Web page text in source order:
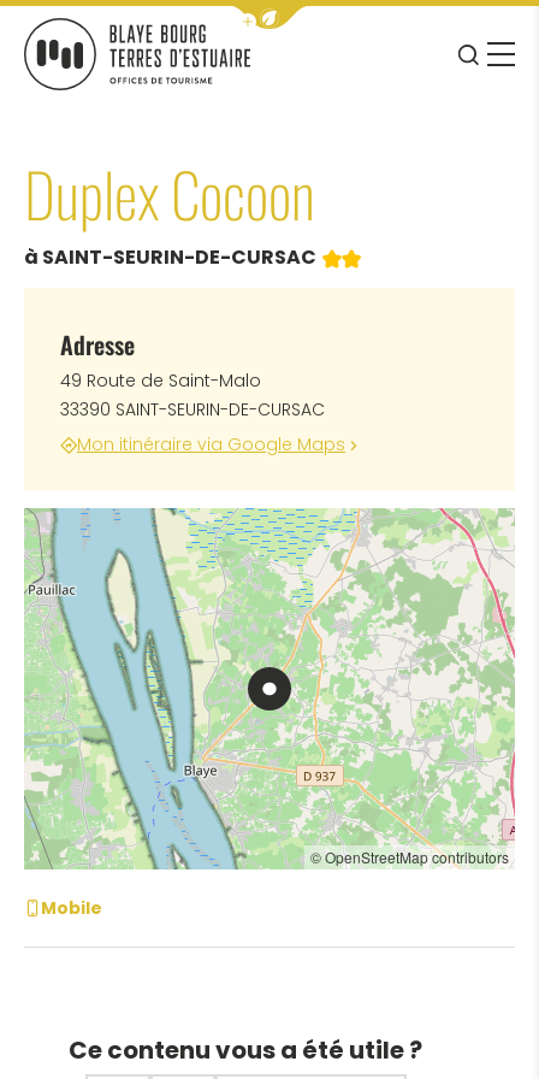
Afficher la barre de navigation
JE
MENU
Duplex Cocoon
à SAINT-SEURIN-DE-CURSAC 2 étoiles
Adresse
49 Route de Saint-Malo
33390 SAINT-SEURIN-DE-CURSAC
Mon itinéraire via Google Maps
© OpenStreetMap contributors
Mobile
Ce contenu vous a été utile ?